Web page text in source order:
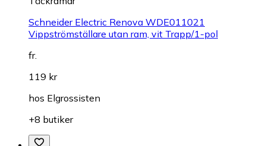
Schneider Electric Renova WDE011021
Vippströmställare utan ram, vit Trapp/1-pol
fr.
119 kr
hos Elgrossisten
+8 butiker